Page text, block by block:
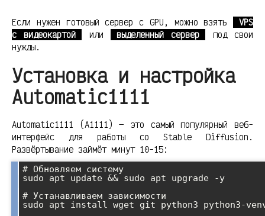
Если нужен готовый сервер с GPU, можно взять
VPS
с видеокартой
или выделенный сервер
под свои
нужды.
Установка и настройка
Automatic1111
Automatic1111 (A1111) — это самый популярный веб-
интерфейс для работы со Stable Diffusion.
Развёртывание займёт минут 10-15:
# Обновляем систему
sudo apt update && sudo apt upgrade -y
# Устанавливаем зависимости
sudo apt install wget git python3 python3-